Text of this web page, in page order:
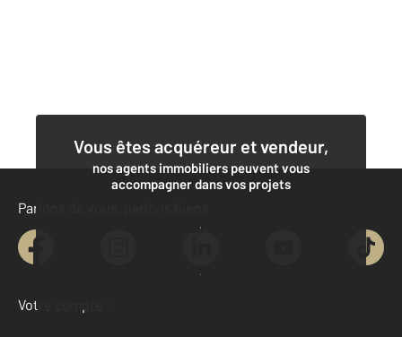
Vous êtes acquéreur et vendeur,
nos agents immobiliers peuvent vous
accompagner dans vos projets
Contacter l'agence
Demander une estimation
Parlons de vous, parlons biens
Votre compte :